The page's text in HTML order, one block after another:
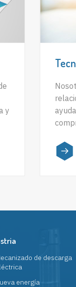
y
de descarga
energía